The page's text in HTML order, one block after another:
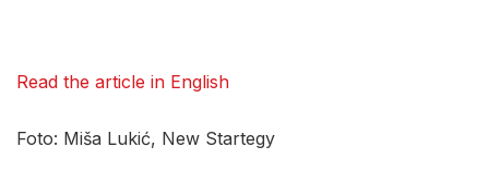
Read the article in English
Foto: Miša Lukić, New Startegy